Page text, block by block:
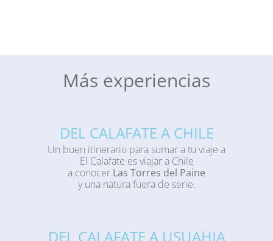
Más experiencias
DEL CALAFATE A CHILE
Un buen itinerario para sumar a tu viaje a
El Calafate es viajar a Chile
a conocer Las Torres del Paine
y una natura fuera de serie.
DEL CALAFATE A USUAHIA